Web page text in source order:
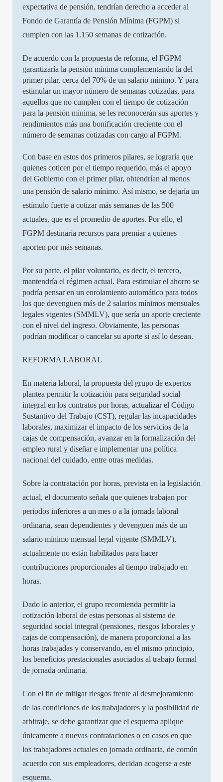
expectativa de pensión, tendrían derecho a acceder al
Fondo de Garantía de Pensión Mínima (FGPM) si
cumplen con las 1.150 semanas de cotización.
De acuerdo con la propuesta de reforma, el FGPM
garantizaría la pensión mínima complementando la del
primer pilar, cerca del 70% de un salario mínimo. Y para
estimular un mayor número de semanas cotizadas, para
aquellos que no cumplen con el tiempo de cotización
para la pensión mínima, se les reconocerán sus aportes y
rendimientos más una bonificación creciente con el
número de semanas cotizadas con cargo al FGPM.
Con base en estos dos primeros pilares, se lograría que
quienes coticen por el tiempo requerido, más el apoyo
del Gobierno con el primer pilar, obtendrían al menos
una pensión de salario mínimo. Así mismo, se dejaría un
estímulo fuerte a cotizar más semanas de las 500
actuales, que es el promedio de aportes. Por ello, el
FGPM destinaría recursos para premiar a quienes
aporten por más semanas.
Por su parte, el pilar voluntario, es decir, el tercero,
mantendría el régimen actual. Para estimular el ahorro se
podría pensar en un enrolamiento automático para todos
los que devenguen más de 2 salarios mínimos mensuales
legales vigentes (SMMLV), que sería un aporte creciente
con el nivel del ingreso. Obviamente, las personas
podrían modificar o cancelar su aporte si así lo desean.
REFORMA LABORAL
En materia laboral, la propuesta del grupo de expertos
plantea permitir la cotización para seguridad social
integral en los contratos por horas, actualizar el Código
Sustantivo del Trabajo (CST), regular las incapacidades
laborales, maximizar el impacto de los servicios de la
cajas de compensación, avanzar en la formalización del
empleo rural y diseñar e implementar una política
nacional del cuidado, entre otras medidas.
Sobre la contratación por horas, prevista en la legislación
actual, el documento señala que quienes trabajan por
periodos inferiores a un mes o a la jornada laboral
ordinaria, sean dependientes y devenguen más de un
salario mínimo mensual legal vigente (SMMLV),
actualmente no están habilitados para hacer
contribuciones proporcionales al tiempo trabajado en
horas.
Dado lo anterior, el grupo recomienda permitir la
cotización laboral de estas personas al sistema de
seguridad social integral (pensiones, riesgos laborales y
cajas de compensación), de manera proporcional a las
horas trabajadas y conservando, en el mismo principio,
los beneficios prestacionales asociados al trabajo formal
de jornada ordinaria.
Con el fin de mitigar riesgos frente al desmejoramiento
de las condiciones de los trabajadores y la posibilidad de
arbitraje, se debe garantizar que el esquema aplique
únicamente a nuevas contrataciones o en casos en que
los trabajadores actuales en jornada ordinaria, de común
acuerdo con sus empleadores, decidan acogerse a este
esquema.